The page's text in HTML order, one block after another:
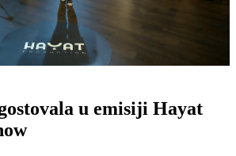
u emisiji Hayat